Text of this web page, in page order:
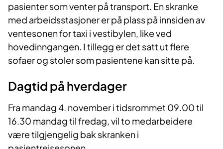
pasienter som venter på transport. En skranke
med arbeidsstasjoner er på plass på innsiden av
ventesonen for taxi i vestibylen, like ved
hovedinngangen. I tillegg er det satt ut flere
sofaer og stoler som pasientene kan sitte på.
Dagtid på hverdager
Fra mandag 4. november i tidsrommet 09.00 til
16.30 mandag til fredag, vil to medarbeidere
være tilgjengelig bak skranken i